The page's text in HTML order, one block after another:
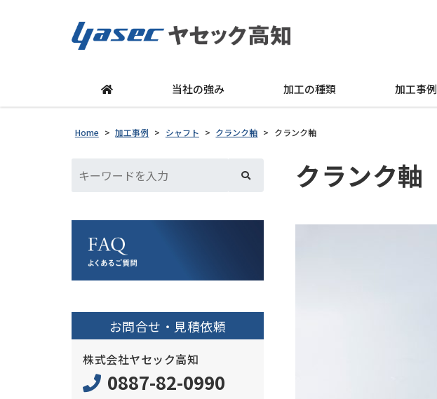
当社の強み 加工の種類 加工事例
Home > 加工事例 > シャフト > クランク軸 > クランク軸
クランク軸
お問合せ・見積依頼
株式会社ヤセック高知
0887-82-0990